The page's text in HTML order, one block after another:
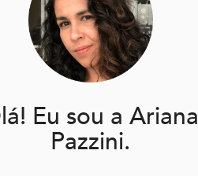
Eu sou a Ariana
Pazzini.